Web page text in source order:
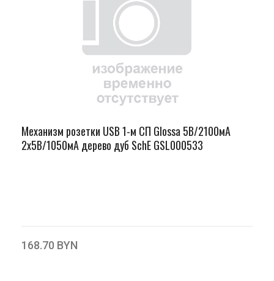
Механизм розетки USB 1-м СП Glossa 5В/2100мА
2х5В/1050мА дерево дуб SchE GSL000533
168.70 BYN